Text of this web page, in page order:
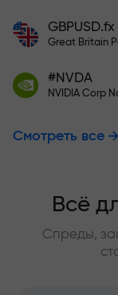
GBPUSD.fx
#NVDA
Смотреть все
Всё
Спреды,